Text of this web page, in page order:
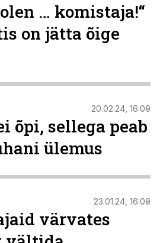
… komistaja!“
on jätta õige
20.02.24, 16:00
õpi, sellega peab
ülemus
23.01.24, 16:00
värvates